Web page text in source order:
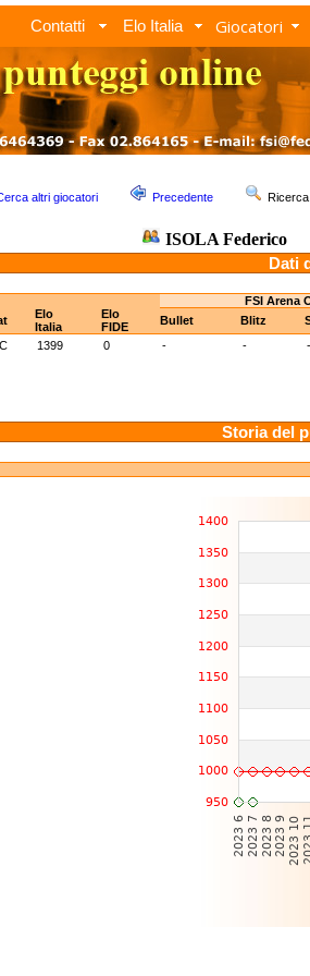
Contatti Elo Italia Giocatori
altri giocatori Precedente
ISOLA Federico
Dati
FSI Arena
Elo
Italia
Elo
FIDE
Bullet Blitz
1399 0 - - -
Storia del